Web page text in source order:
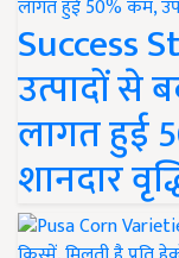
Success
उत्पादों से
लागत हुई
शानदार